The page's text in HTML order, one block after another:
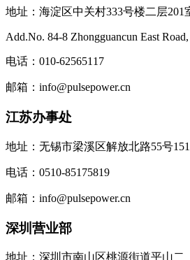
地址：海淀区中关村333号楼二层201
Add.No. 84-8 Zhongguancun East
电话：010-62565117
邮箱：info@pulsepower.cn
江苏办事处
地址：无锡市梁溪区解放北路55号
电话：0510-85175819
邮箱：info@pulsepower.cn
深圳营业部
地址：深圳市南山区桃源街道平山二